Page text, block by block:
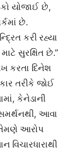
યોજાઈ છે,
છે.
કરી રહ્યા
સુરક્ષિત છે.”
કરતા દિનેશ
તરીકે જોઈ
કેનેડાની
સમર્થનથી, આવા
તેમણે આરોપ